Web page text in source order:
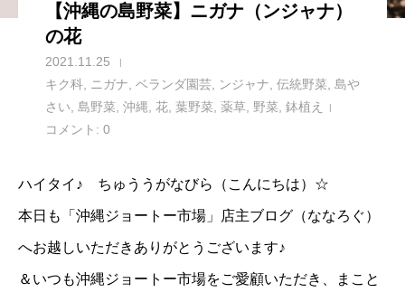
【沖縄の島野菜】ニガナ（ンジャナ）
の花
2021.11.25
キク科
ニガナ ベランダ園芸 ンジャナ 伝統野菜 島や
さい 島野菜 沖縄 花 葉野菜 薬草 野菜 鉢植え
コメント: 0
ハイタイ♪ ちゅううがなびら（こんにちは）☆
本日も「沖縄ジョートー市場」店主ブログ（ななろぐ）
へお越しいただきありがとうございます♪
＆いつも沖縄ジョートー市場をご愛顧いただき、まこと